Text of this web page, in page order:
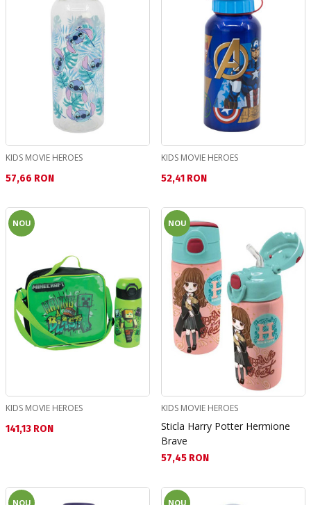
KIDS MOVIE HEROES
Текуща цена:
57,66 RON
KIDS MOVIE HEROES
Текуща цена:
52,41 RON
NOU
KIDS MOVIE HEROES
Текуща цена:
141,13 RON
NOU
KIDS MOVIE HEROES
Sticla Harry Potter Hermione
Brave
Текуща цена:
57,45 RON
NOU NOU